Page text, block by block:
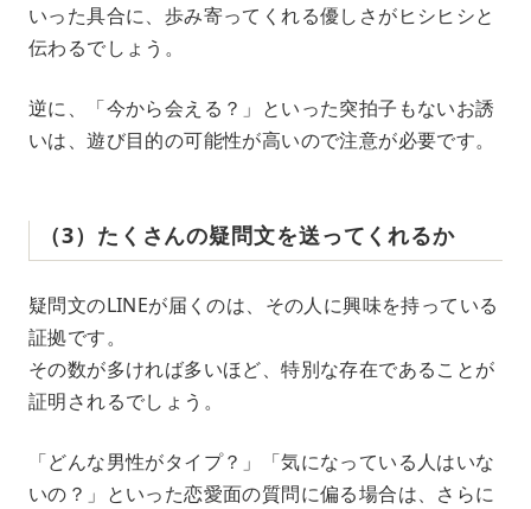
いった具合に、歩み寄ってくれる優しさがヒシヒシと
伝わるでしょう。
逆に、「今から会える？」といった突拍子もないお誘
いは、遊び目的の可能性が高いので注意が必要です。
（3）たくさんの疑問文を送ってくれるか
疑問文のLINEが届くのは、その人に興味を持っている
証拠です。
その数が多ければ多いほど、特別な存在であることが
証明されるでしょう。
「どんな男性がタイプ？」「気になっている人はいな
いの？」といった恋愛面の質問に偏る場合は、さらに